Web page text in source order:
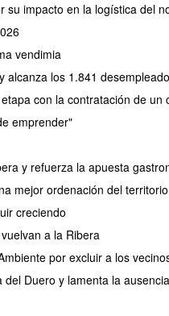
su impacto en la logística del
vendimia
alcanza los 1.841
con la contratación de un
emprender"
y refuerza la apuesta
mejor ordenación del
creciendo
a la Ribera
por excluir a los
Duero y lamenta la